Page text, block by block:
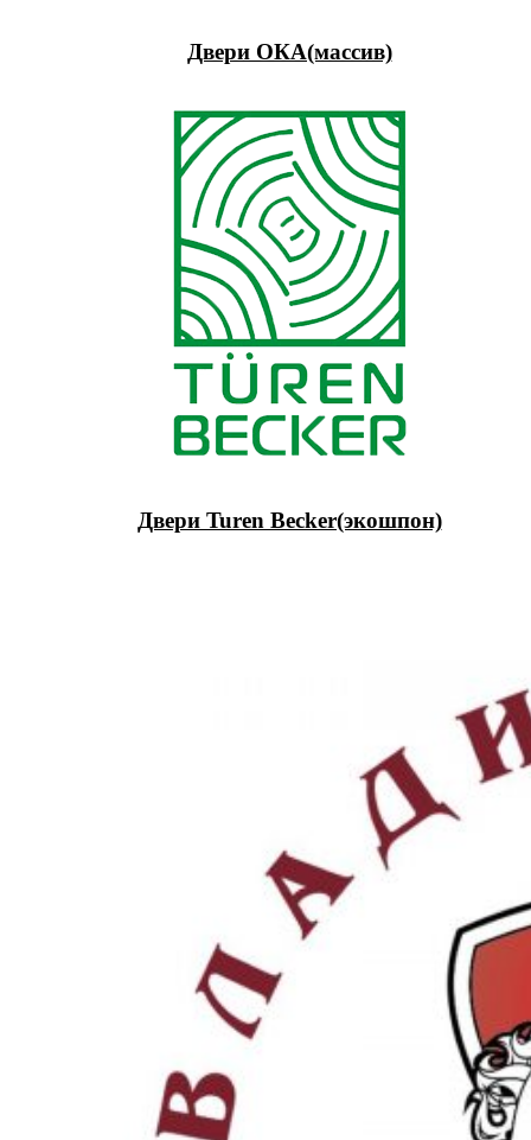
Двери ОКА(массив)
Двери Turen Becker(экошпон)